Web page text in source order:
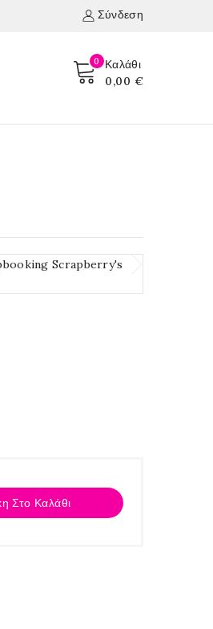
Σύνδεση
0
Καλάθι
0,00 €
Scrapberry's
Στο Καλάθι